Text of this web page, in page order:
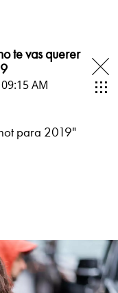
te vas querer
AM
para 2019"